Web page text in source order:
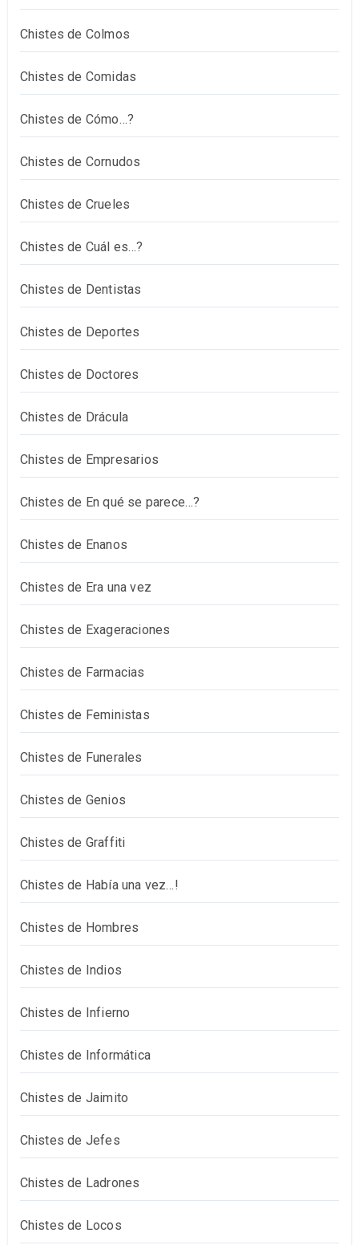
Chistes de Colmos
Chistes de Comidas
Chistes de Cómo…?
Chistes de Cornudos
Chistes de Crueles
Chistes de Cuál es…?
Chistes de Dentistas
Chistes de Deportes
Chistes de Doctores
Chistes de Drácula
Chistes de Empresarios
Chistes de En qué se parece…?
Chistes de Enanos
Chistes de Era una vez
Chistes de Exageraciones
Chistes de Farmacias
Chistes de Feministas
Chistes de Funerales
Chistes de Genios
Chistes de Graffiti
Chistes de Había una vez…!
Chistes de Hombres
Chistes de Indios
Chistes de Infierno
Chistes de Informática
Chistes de Jaimito
Chistes de Jefes
Chistes de Ladrones
Chistes de Locos